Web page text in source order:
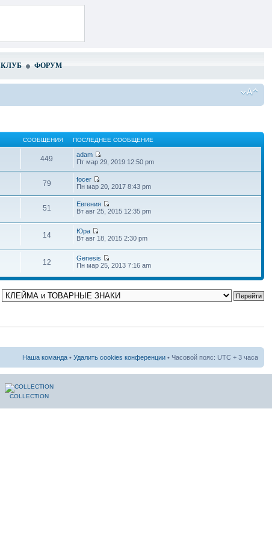
КЛУБ ФОРУМ
СООБЩЕНИЯ ПОСЛЕДНЕЕ СООБЩЕНИЕ
449
adam
Пт мар 29, 2019 12:50 pm
79
focer
Пн мар 20, 2017 8:43 pm
51
Евгения
Вт авг 25, 2015 12:35 pm
14
Юра
Вт авг 18, 2015 2:30 pm
12
Genesis
Пн мар 25, 2013 7:16 am
Наша команда • Удалить cookies конференции • Часовой пояс: UTC + 3 часа
COLLECTION